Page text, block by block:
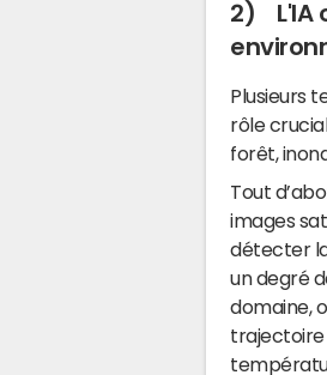
2) L'IA
Plusieurs
rôle
forêt,
Tout
images
détecter
un degré
domaine,
trajectoire